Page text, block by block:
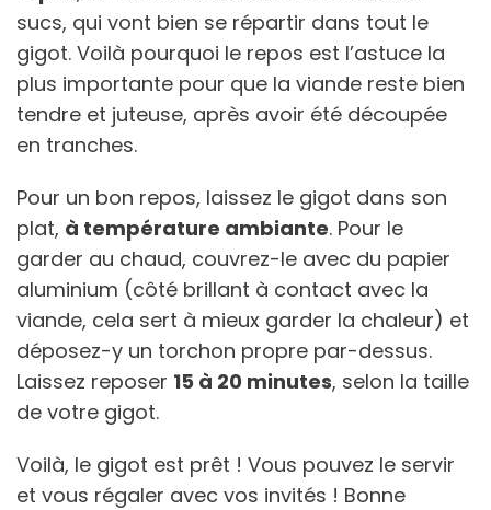
sucs, qui vont bien se répartir dans tout le
gigot. Voilà pourquoi le repos est l’astuce la
plus importante pour que la viande reste bien
tendre et juteuse, après avoir été découpée
en tranches.
Pour un bon repos, laissez le gigot dans son
plat, à température ambiante. Pour le
garder au chaud, couvrez-le avec du papier
aluminium (côté brillant à contact avec la
viande, cela sert à mieux garder la chaleur) et
déposez-y un torchon propre par-dessus.
Laissez reposer 15 à 20 minutes, selon la taille
de votre gigot.
Voilà, le gigot est prêt ! Vous pouvez le servir
et vous régaler avec vos invités ! Bonne